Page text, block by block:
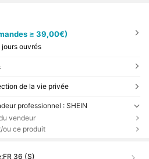
≥ 39,00€)
ouvrés
de la vie privée
professionnel : SHEIN
vendeur
ou ce produit
FR 36 (S)